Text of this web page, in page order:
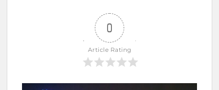
0
Article Rating